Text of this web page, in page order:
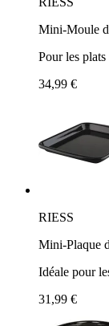
Mini-Moule
Pour les plats
34,99 €
RIESS
Mini-Plaque
Idéale pour
31,99 €